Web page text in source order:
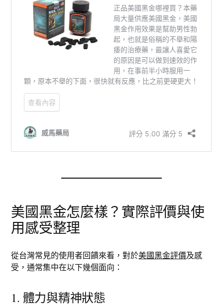
美國黑金怎麼樣？實際評價與使
用感受整理
從台灣常見的使用者回饋來看，對於美國黑金評價及感
受，通常集中在以下幾個面向：
1. 體力與精神狀態